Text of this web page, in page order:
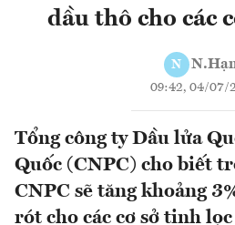
dầu thô cho các
N
09:42, 04/07/
Tổng công ty Dầu lửa
Quốc (CNPC) cho biết
CNPC sẽ tăng khoảng
rót cho các cơ sở tinh lọc